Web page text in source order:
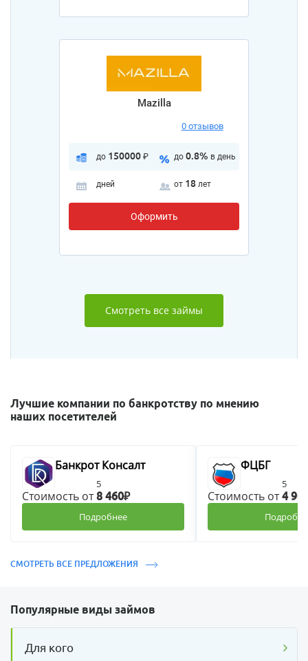
Mazilla
0 отзывов
до 150000 ₽ до 0.8% в день
дней от 18 лет
Оформить
Смотреть все займы
Лучшие компании по банкротству по мнению
наших посетителей
Банкрот Консалт
5
Стоимость от8 460₽
Подробнее
ФЦБГ
5
Стоимость от4
СМОТРЕТЬ ВСЕ ПРЕДЛОЖЕНИЯ
Популярные виды займов
Для кого